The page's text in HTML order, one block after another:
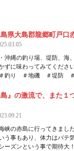
県大島郡龍郷町戸口
沖縄の釣り場、堤防、海
ずに味わってみてくだ
釣り ＃地磯 ＃堤防
島』の激流で、また
峡の赤島に行ってきまし
う事もあり、体力はバテ
ーズンという事で期待大